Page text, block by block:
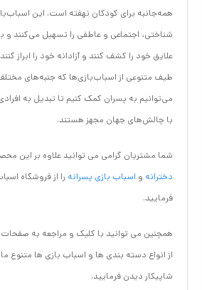
همه‌جانبه برای کودکان نهفته است. این
شناختی، اجتماعی و عاطفی را تسهیل می‌کنند و
علایق خود را کشف کنند و آزادانه خود را ابراز
طیف متنوعی از اسباب‌بازی‌ها که جنبه‌های
می‌توانیم به پسران کمک کنیم تا تبدیل به
با چالش‌های جهان مجهز هستند.
شما مشتریان گرامی می توانید علاوه بر این
دخترانه و اسباب بازی پسرانه را از فروشگاه
فرمایید.
همچنین می توانید با کلیک و مراجعه به
از انواع دسته بندی ها و اسباب بازی ها متنوع
شاپیکار دیدن فرمایید.